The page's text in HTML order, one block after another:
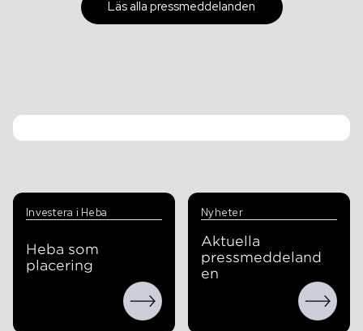
Läs alla pressmeddelanden
Investera i Heba
Heba som
placering
Nyheter
Aktuella
pressmeddeland
en